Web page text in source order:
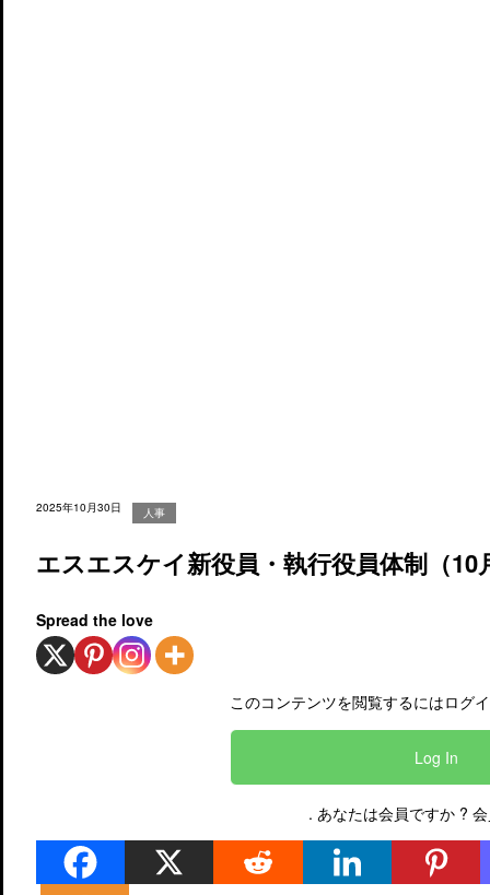
2025年10月30日 人事
エスエスケイ新役員・執行役員体制（10
Spread the love
このコンテンツを閲覧するにはログ
Log In
. あなたは会員ですか ?